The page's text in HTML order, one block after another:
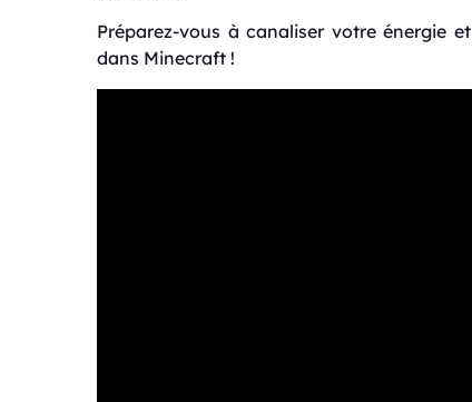
Préparez-vous à canaliser votre énergie
dans Minecraft !